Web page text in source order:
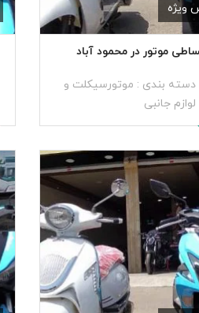
ویژه
موتور در محمود آباد
دسته بندی : موتورسیکلت و
لوازم جانبی